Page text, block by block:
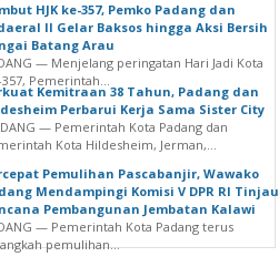
HJK ke-357, Pemko Padang dan
II Gelar Baksos hingga Aksi Bersih
Batang Arau
— Menjelang peringatan Hari Jadi Kota
357, Pemerintah...
Kemitraan 38 Tahun, Padang dan
Perbarui Kerja Sama Sister City
— Pemerintah Kota Padang dan
Kota Hildesheim, Jerman,...
Pemulihan Pascabanjir, Wawako
Mendampingi Komisi V DPR RI Tinjau
Pembangunan Jembatan Kalawi
— Pemerintah Kota Padang terus
pemulihan...